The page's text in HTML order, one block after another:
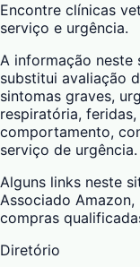
Encontre clínicas
serviço e urgência.
A informação neste
substitui avaliação
sintomas graves,
respiratória,
comportamento,
serviço de urgência.
Alguns links neste
Associado
compras
Diretório